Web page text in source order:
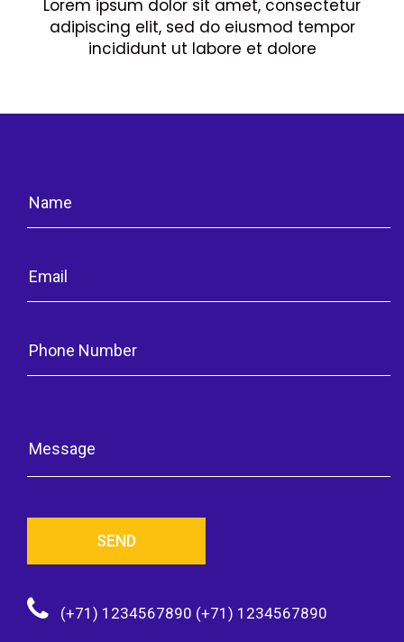
Lorem ipsum dolor sit amet, consectetur
adipiscing elit, sed do eiusmod tempor
incididunt ut labore et dolore
SEND
(+71) 1234567890 (+71) 1234567890